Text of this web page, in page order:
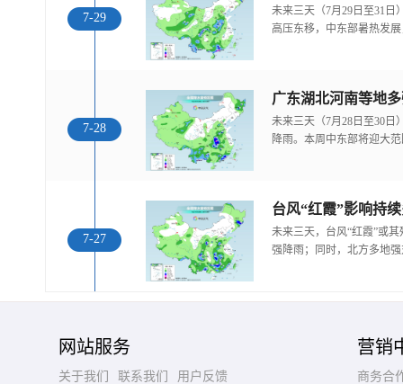
7-29
未来三天（7月29日至31日
高压东移，中东部暑热发
7-28
广东湖北河南等地
未来三天（7月28日至30日
降雨。本周中东部将迎大
7-27
未来三天，台风“红霞”或
强降雨；同时，北方多地
网站服务
关于我们 联系我们
用户反馈
营销
商务合